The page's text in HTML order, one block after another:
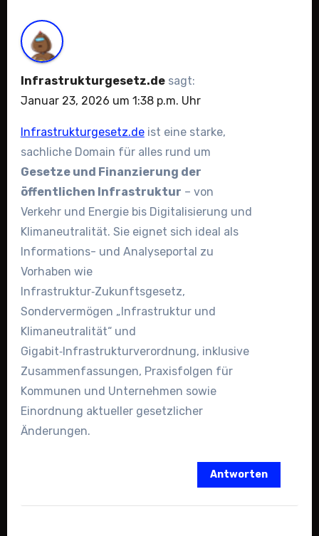
Infrastrukturgesetz.de sagt:
Januar 23, 2026 um 1:38 p.m. Uhr
Infrastrukturgesetz.deist eine starke,
sachliche Domain für alles rund um
Gesetze und Finanzierung der
öffentlichen Infrastruktur – von
Verkehr und Energie bis Digitalisierung und
Klimaneutralität. Sie eignet sich ideal als
Informations- und Analyseportal zu
Vorhaben wie
Infrastruktur‑Zukunftsgesetz,
Sondervermögen „Infrastruktur und
Klimaneutralität“ und
Gigabit‑Infrastrukturverordnung, inklusive
Zusammenfassungen, Praxisfolgen für
Kommunen und Unternehmen sowie
Einordnung aktueller gesetzlicher
Änderungen.
Antworten